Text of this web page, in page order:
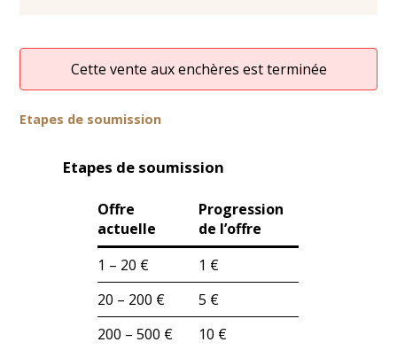
Cette vente aux enchères est terminée
Etapes de soumission
Etapes de soumission
Offre
actuelle
Progression
de l’offre
1 – 20 €
1 €
20 – 200 €
5 €
200 – 500 €
10 €